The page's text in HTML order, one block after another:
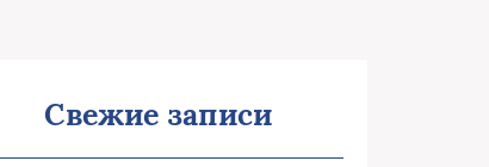
Свежие записи